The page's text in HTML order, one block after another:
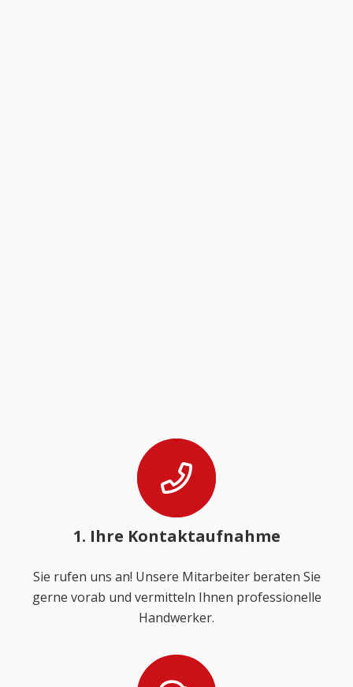
1. Ihre Kontaktaufnahme
Sie rufen uns an! Unsere Mitarbeiter beraten Sie
gerne vorab und vermitteln Ihnen professionelle
Handwerker.